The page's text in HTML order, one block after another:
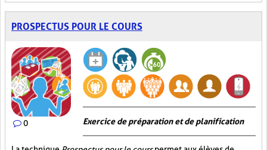
PROSPECTUS POUR LE COURS
0 Exercice de préparation et de planification